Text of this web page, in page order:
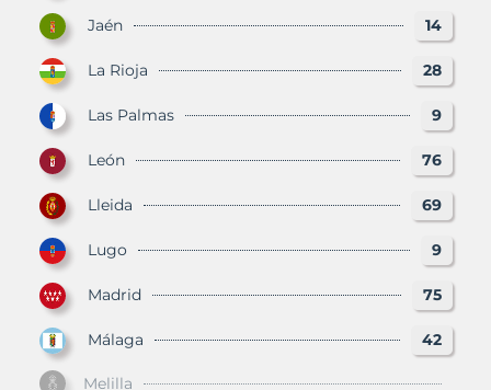
Jaén 14
La Rioja 28
Las Palmas 9
León 76
Lleida 69
Lugo 9
Madrid 75
Málaga 42
Melilla